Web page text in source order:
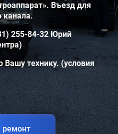
Въезд для
канала.
255-84-32 Юрий
технику. (условия
ремонт